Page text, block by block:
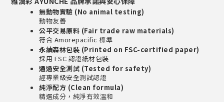
無動物實驗 (No animal testing)
動物友善
公平交易原料 (Fair trade raw materials)
符合 Amorepacific 標準
永續森林包裝 (Printed on FSC-certified paper)
採用 FSC 認證紙材包裝
通過安全測試 (Tested for safety)
經專業級安全測試認證
純淨配方 (Clean formula)
精選成分，純淨有效溫和